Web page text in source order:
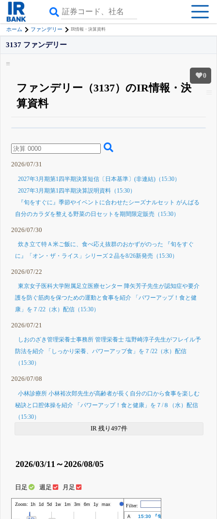
ホーム ファンデリー IR情報・決算資料
0
3137 ファンデリー
ファンデリー（3137）のIR情報・決
算資料
詳しく見られる無料でβ版をはじめる
登録すると永久30%OFFと米株版の先行利用も付きます
2026/07/31
2027年3月期第1四半期決算短信〔日本基準〕(非連結)（15:30）
2027年3月期第1四半期決算説明資料（15:30）
『旬をすぐに』季節やイベントに合わせたシーズナルセット がんばる
自分のカラダを整える野菜の日セットを期間限定販売（15:30）
2026/07/30
炊き立て特Ａ米ご飯に、食べ応え抜群のおかずがのった 『旬をすぐ
に』「オン・ザ・ライス」シリーズ２品を8/26新発売（15:30）
2026/07/22
東京女子医科大学附属足立医療センター 降矢芳子先生が認知症や要介
護を防ぐ筋肉を保つための運動と食事を紹介 「パワーアップ！食と健
康」を７/22（水）配信（15:30）
2026/07/21
しおのざき管理栄養士事務所 管理栄養士 塩野崎淳子先生がフレイル予
防法を紹介 「しっかり栄養、パワーアップ食」を７/22（水）配信
（15:30）
2026/07/08
小林診療所 小林裕次郎先生が高齢者が長く自分の口から食事を楽しむ
秘訣と口腔体操を紹介 「パワーアップ！食と健康」を７/８（水）配信
（15:30）
IR 残り497件
2026/03/11～2026/08/05
日足 週足 月足
Zoom: 1h 1d 5d 1w 1m 3m 6m 1y max 株価
Filter:
A
15:30 『旬